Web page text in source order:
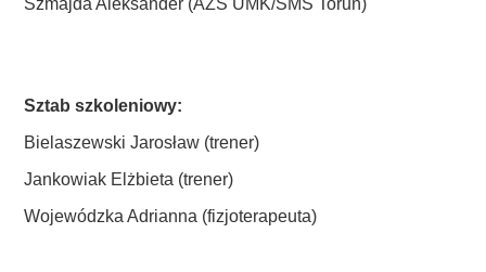
Szmajda Aleksander (AZS UMK/SMS Toruń)
Sztab szkoleniowy:
Bielaszewski Jarosław (trener)
Jankowiak Elżbieta (trener)
Wojewódzka Adrianna (fizjoterapeuta)